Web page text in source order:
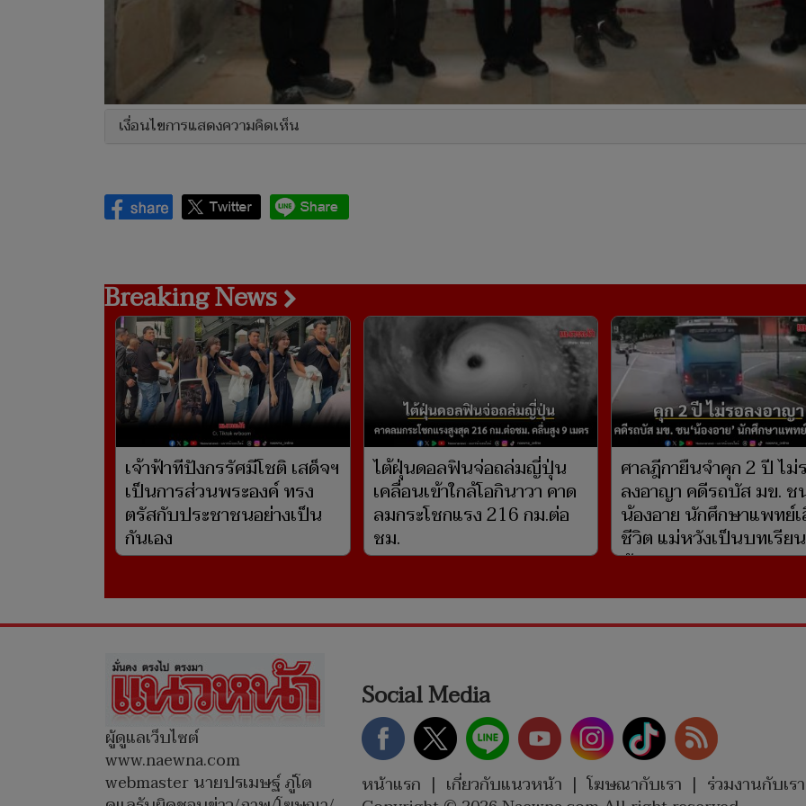
เงื่อนไขการแสดงความคิดเห็น
Breaking News
เจ้าฟ้าทีปังกรรัศมีโชติ เสด็จฯ
เป็นการส่วนพระองค์ ทรง
ตรัสกับประชาชนอย่างเป็น
กันเอง
ไต้ฝุ่นดอลฟินจ่อถล่มญี่ปุ่น
เคลื่อนเข้าใกล้โอกินาวา คาด
ลมกระโชกแรง 216 กม.ต่อ
ชม.
ศาลฎีกายืนจำคุก 2 ปี ไม่
ลงอาญา คดีรถบัส มข. ช
น้องอาย นักศึกษาแพทย์
ชีวิต แม่หวังเป็นบทเรีย
สังคม
ผู้ดูแลเว็บไซต์
www.naewna.com
webmaster นายปรเมษฐ์ ภู่โต
Social Media
หน้าแรก | เกี่ยวกับแนวหน้า | โฆษณากับเรา | ร่วมงานกับเรา